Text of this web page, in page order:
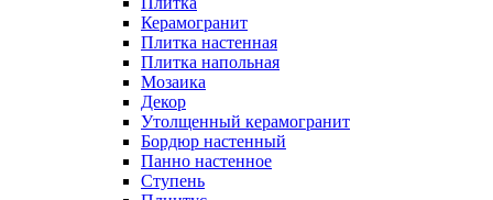
Керамогранит
Плитка настенная
Плитка напольная
Мозаика
Декор
Утолщенный керамогранит
Бордюр настенный
Панно настенное
Ступень